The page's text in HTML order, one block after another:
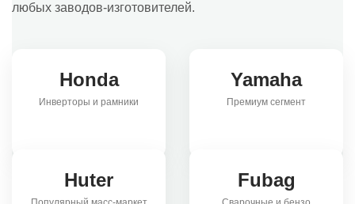
любых заводов-изготовителей.
Honda
Инверторы и рамники
Yamaha
Премиум сегмент
Huter Fubag